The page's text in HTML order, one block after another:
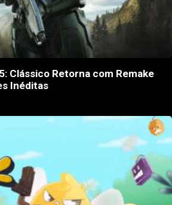
Clássico Retorna com Remake
Inéditas